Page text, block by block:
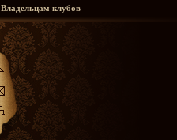
Владельцам клубов